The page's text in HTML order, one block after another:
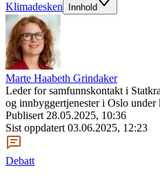
Klimadesken Innhold
Marte Haabeth Grindaker
Leder for samfunnskontakt i
og innbyggertjenester i Oslo under
Publisert 28.05.2025, 10:36
Sist oppdatert 03.06.2025, 12:23
Debatt